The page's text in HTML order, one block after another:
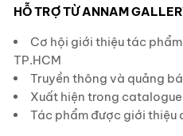
HỖ TRỢ TỪ ANNAM
Cơ hội giới thiệu tác
TP.HCM
Truyền thông và quảng
Xuất hiện trong
Tác phẩm được giới thiệu